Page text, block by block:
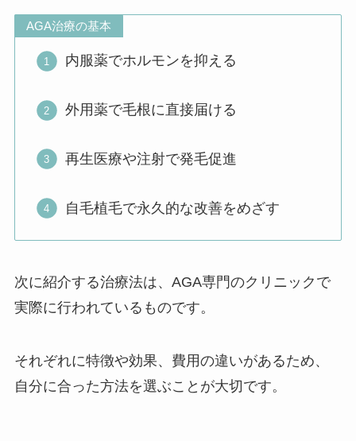
AGA治療の基本
内服薬でホルモンを抑える
外用薬で毛根に直接届ける
再生医療や注射で発毛促進
自毛植毛で永久的な改善をめざす
次に紹介する治療法は、AGA専門のクリニックで
実際に行われているものです。
それぞれに特徴や効果、費用の違いがあるため、
自分に合った方法を選ぶことが大切です。